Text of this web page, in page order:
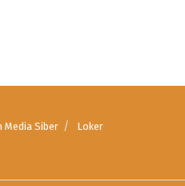
Media Siber Loker